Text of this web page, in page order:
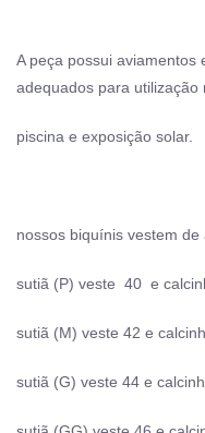
A peça possui aviamentos
adequados para utilização
piscina e exposição solar.
nossos biquínis vestem
sutiã (P) veste 40 e
sutiã (M) veste 42 e
sutiã (G) veste 44 e